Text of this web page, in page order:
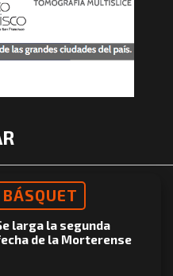
BÁSQUET
larga la segunda
de la Morterense